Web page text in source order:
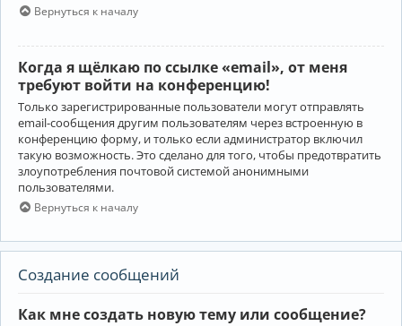
Вернуться к началу
Когда я щёлкаю по ссылке «email», от меня
требуют войти на конференцию!
Только зарегистрированные пользователи могут отправлять
email-сообщения другим пользователям через встроенную в
конференцию форму, и только если администратор включил
такую возможность. Это сделано для того, чтобы предотвратить
злоупотребления почтовой системой анонимными
пользователями.
Вернуться к началу
Создание сообщений
Как мне создать новую тему или сообщение?